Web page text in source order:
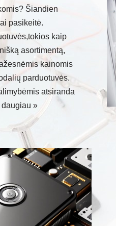
Šiandien
pasikeitė.
kaip
asortimentą,
kainomis
parduotuvės.
atsiranda
daugiau »